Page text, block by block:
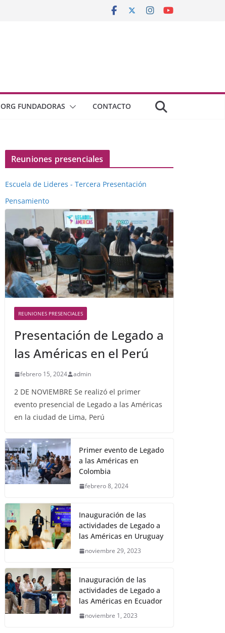
ORG FUNDADORAS CONTACTO
Reuniones presenciales
Escuela de Lideres - Tercera Presentación
Pensamiento
REUNIONES PRESENCIALES
Presentación de Legado a
las Américas en el Perú
febrero 15, 2024 admin
2 DE NOVIEMBRE Se realizó el primer
evento presencial de Legado a las Américas
en la ciudad de Lima, Perú
Primer evento de Legado
a las Américas en
Colombia
febrero 8, 2024
Inauguración de las
actividades de Legado a
las Américas en Uruguay
noviembre 29, 2023
Inauguración de las
actividades de Legado a
las Américas en Ecuador
noviembre 1, 2023